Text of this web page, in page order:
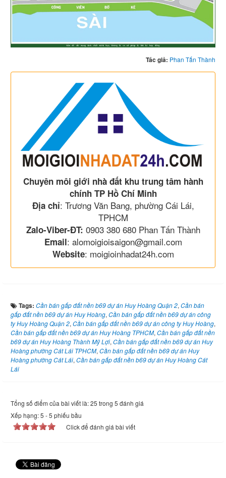
Tác giả: Phan Tấn Thành
Chuyên môi giới nhà đất khu trung tâm hành
chính TP Hồ Chí Minh
Địa chỉ: Trương Văn Bang, phường Cái Lái,
TPHCM
Zalo-Viber-ĐT: 0903 380 680 Phan Tấn Thành
Email: alomoigioisaigon@gmail.com
Website: moigioinhadat24h.com
Tags: Cần bán gấp đất nền b69 dự án Huy Hoàng Quận 2, Cần bán
gấp đất nền b69 dự án Huy Hoàng, Cần bán gấp đất nền b69 dự án công
ty Huy Hoàng Quận 2, Cần bán gấp đất nền b69 dự án công ty Huy Hoàng,
Cần bán gấp đất nền b69 dự án Huy Hoàng TPHCM, Cần bán gấp đất nền
b69 dự án Huy Hoàng Thành Mỹ Lợi, Cần bán gấp đất nền b69 dự án Huy
Hoàng phường Cát Lái TPHCM, Cần bán gấp đất nền b69 dự án Huy
Hoàng phường Cát Lái, Cần bán gấp đất nền b69 dự án Huy Hoàng Cát
Lái
Tổng số điểm của bài viết là: 25 trong 5 đánh giá
Xếp hạng:5 -5 phiếu bầu
Click để đánh giá bài viết